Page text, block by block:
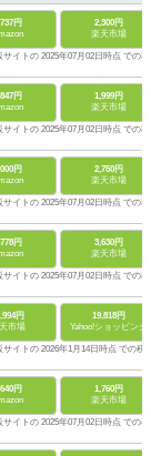
円
2,300円
楽天市場
イトの 2025年07月02日時点 での税
円
1,999円
楽天市場
イトの 2025年07月02日時点 での税
円
2,750円
楽天市場
イトの 2025年07月02日時点 での税
円
3,630円
楽天市場
イトの 2025年07月02日時点 での税
円
市場
19,818円
Yahoo!ショッピング
イトの 2026年1月14日時点 での税
円
1,760円
楽天市場
イトの 2025年07月02日時点 での税